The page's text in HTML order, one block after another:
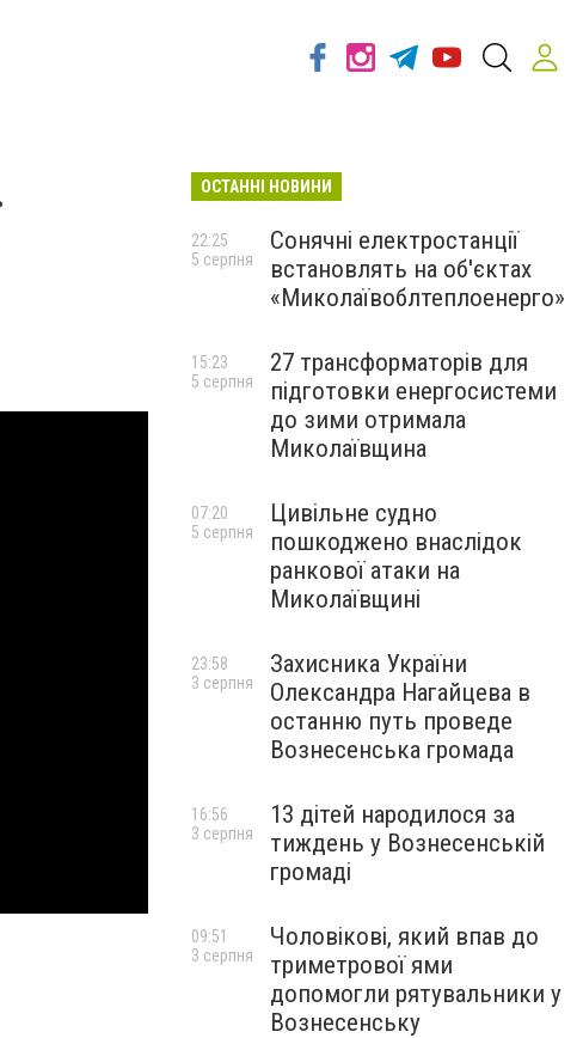
ОСТАННІ НОВИНИ
Сонячні електростанції
встановлять на об'єктах
«Миколаївоблтеплоенерго»
22:25
5 серпня
27 трансформаторів для
підготовки енергосистеми
до зими отримала
Миколаївщина
15:23
5 серпня
Цивільне судно
пошкоджено внаслідок
ранкової атаки на
Миколаївщині
07:20
5 серпня
Захисника України
Олександра Нагайцева в
останню путь проведе
Вознесенська громада
23:58
3 серпня
13 дітей народилося за
тиждень у Вознесенській
громаді
16:56
3 серпня
Чоловікові, який впав до
триметрової ями
допомогли рятувальники у
Вознесенську
09:51
3 серпня